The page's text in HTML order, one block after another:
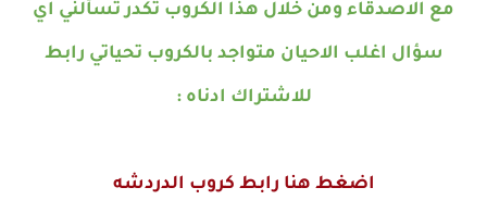
مع الاصدقاء ومن خلال هذا الكروب تكدر تسألني اي
سؤال اغلب الاحيان متواجد بالكروب تحياتي رابط
للاشتراك ادناه:
اضغط هنا رابط كروب الدردشه